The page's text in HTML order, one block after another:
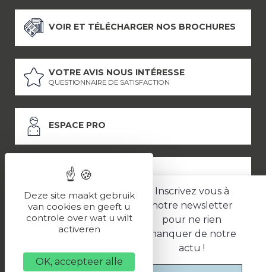
Inscrivez vous à
notre newsletter
pour ne rien
manquer de notre
actu !
VOIR ET TÉLÉCHARGER NOS BROCHURES
VOTRE AVIS NOUS INTÉRESSE
QUESTIONNAIRE DE SATISFACTION
ESPACE PRO
ESPACE PRESSE
LES PARTENAIRES
Politique de confidentialité
Deze site maakt gebruik
van cookies en geeft u
controle over wat u wilt
activeren
OK, accepteer alle